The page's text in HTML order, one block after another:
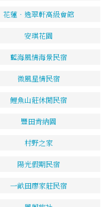
花蓮‧逸翠軒高級會館
安琪花園
藍海風情海景民宿
微風星情民宿
鯉魚山莊休閒民宿
豐田肯納園
村野之家
陽光假期民宿
一畝田廖家莊民宿